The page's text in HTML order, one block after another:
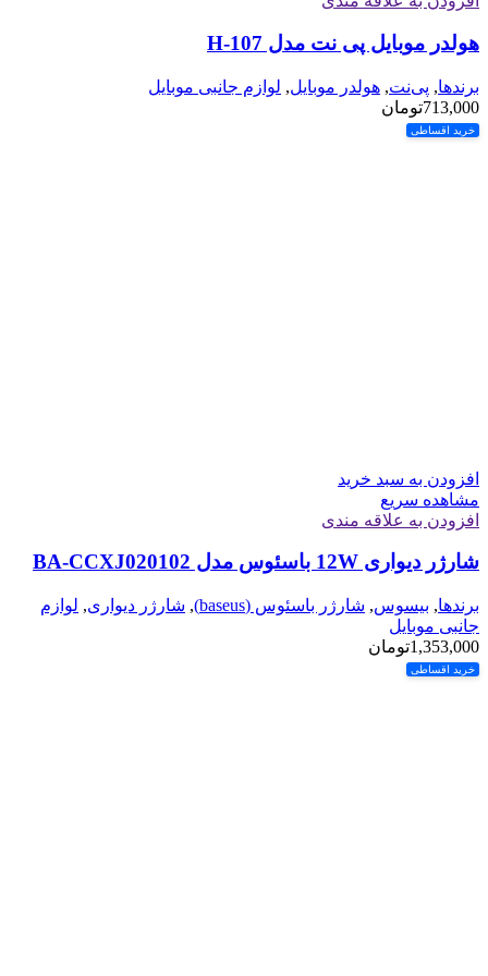
هولدر موبایل پی نت مدل H-107
برندها, پی‌نت, هولدر موبایل, لوازم جانبی موبایل
713,000تومان
خرید اقساطی
افزودن به سبد خرید
مشاهده سریع
افزودن به علاقه مندی
شارژر دیواری 12W باسئوس مدل BA-CCXJ020102
برندها, بیسوس, شارژر باسئوس (baseus) , شارژر دیواری, لوازم
جانبی موبایل
1,353,000تومان
خرید اقساطی